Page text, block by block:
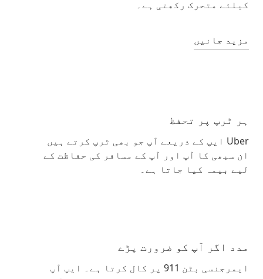
کیلئے متحرک رکھتی ہے۔
مزید جانیں
ہر ٹرپ پر تحفظ
Uber ایپ کے ذریعے آپ جو بھی ٹرپ کرتے ہیں
ان سبھی کا آپ اور آپ کے مسافر کی حفاظت کے
لیے بیمہ کیا جاتا ہے۔
مدد اگر آپ کو ضرورت پڑے
ایمرجنسی بٹن 911 پر کال کرتا ہے۔ ایپ آپ